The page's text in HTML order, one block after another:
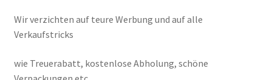
Wir verzichten auf teure Werbung und auf alle
Verkaufstricks
wie Treuerabatt, kostenlose Abholung, schöne